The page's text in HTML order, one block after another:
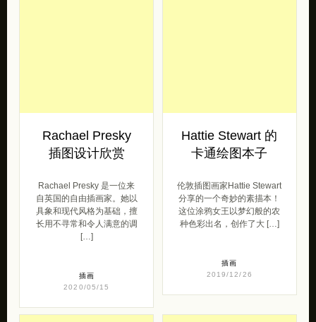
Rachael Presky
插图设计欣赏
Rachael Presky 是一位来
自英国的自由插画家。她以
具象和现代风格为基础，擅
长用不寻常和令人满意的调
[…]
插画
2020/05/15
Hattie Stewart 的
卡通绘图本子
伦敦插图画家Hattie Stewart
分享的一个奇妙的素描本！
这位涂鸦女王以梦幻般的农
种色彩出名，创作了大 […]
插画
2019/12/26